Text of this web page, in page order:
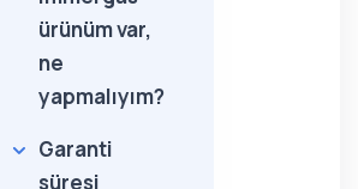
ürünüm var,
ne
yapmalıyım?
Garanti
süresi